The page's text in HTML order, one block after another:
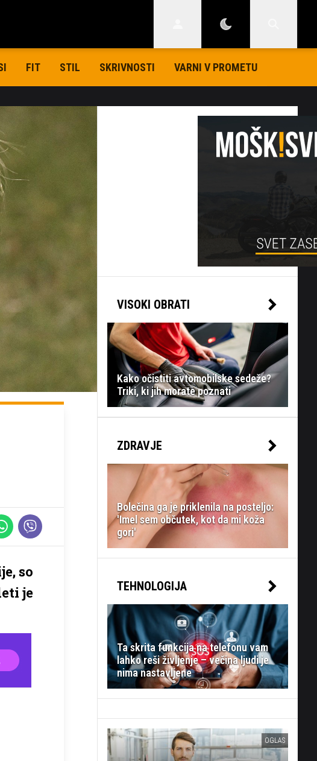
FIT STIL SKRIVNOSTI VARNI V PROMETU
so
je
VISOKI OBRATI
Kako očistiti avtomobilske sedeže?
Triki, ki jih morate poznati
ZDRAVJE
Bolečina ga je priklenila na posteljo:
'Imel sem občutek, kot da mi koža
gori'
TEHNOLOGIJA
Ta skrita funkcija na telefonu vam
lahko reši življenje – večina ljudi je
nima nastavljene
OGLAS